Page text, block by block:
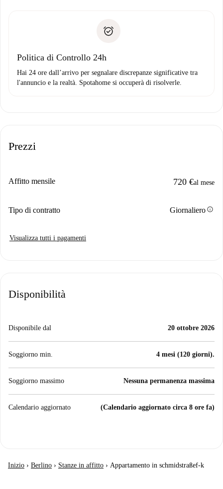
Domiciliazione del pagamento
solo se non segnali problemi.
Politica di Controllo 24h
Hai 24 ore dall’arrivo per segnalare discrepanze significative tra
l'annuncio e la realtà. Spotahome si occuperà di risolverle.
Prezzi
Affitto mensile 720 €al mese
Tipo di contratto Giornalieroinfo
Visualizza tutti i pagamenti
Disponibilità
Disponibile dal 20 ottobre 2026
Soggiorno min. 4 mesi (120 giorni).
Soggiorno massimo Nessuna permanenza massima
Calendario aggiornato (Calendario aggiornato circa 8 ore fa)
Inizio › Berlino › Stanze in affitto › Appartamento in schmidstraßef-k